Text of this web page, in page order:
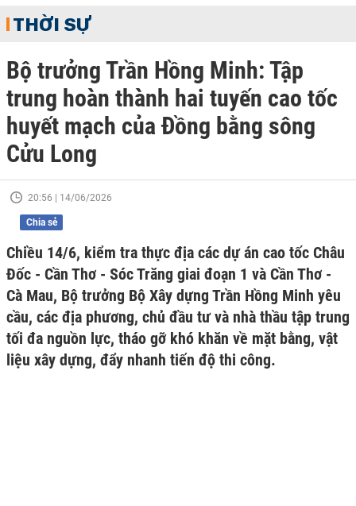
THỜI SỰ
Bộ trưởng Trần Hồng Minh: Tập
trung hoàn thành hai tuyến cao tốc
huyết mạch của Đồng bằng sông
Cửu Long
20:56 | 14/06/2026
Chia sẻ
Chiều 14/6, kiểm tra thực địa các dự án cao tốc Châu
Đốc - Cần Thơ - Sóc Trăng giai đoạn 1 và Cần Thơ -
Cà Mau, Bộ trưởng Bộ Xây dựng Trần Hồng Minh yêu
cầu, các địa phương, chủ đầu tư và nhà thầu tập trung
tối đa nguồn lực, tháo gỡ khó khăn về mặt bằng, vật
liệu xây dựng, đẩy nhanh tiến độ thi công.